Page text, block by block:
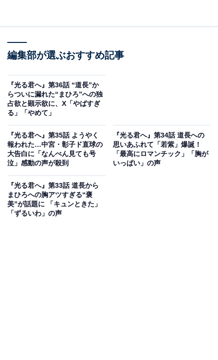
宣言。伊周（三浦翔平）が後見をする敦康親王（渡邉
櫂）との後継争いが表面化する中、彰子と敦成親王に対
らかに。
彰子が再び懐妊し、出産のため土御門殿へ里帰りをする
長が自身を藤壺から遠ざけようとしていると語る敦康親
王。心身に支障を来すほど道長への恨みに取りつかれた
伊周は、土御門殿を訪ねると「全部お前のせいだ！」と
ゆく姿を目撃したまひろと道長の目が合い――。
編集部が選ぶおすすめ記事
『光る君へ』第36話 “道長”か
らついに漏れた“まひろ”への独
占欲と顕示欲に、X「やばすぎ
る」「やめて」
『光る君へ』第35話 ようやく
報われた…中宮・彰子ド直球の
大告白に「なんべん見ても号
泣」感動の声が殺到
『光る君へ』第34話 道長への
思いあふれて「若紫」爆誕！
「最高にロマンチック」「胸が
いっぱい」の声
『光る君へ』第33話 道長から
まひろへの胸アツすぎる“褒
美”が話題に 「キュンときた」
「ずるいわ」の声